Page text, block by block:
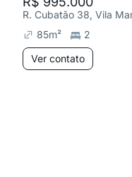
R. Cubatão 38, Vila
85m²
2
Ver contato